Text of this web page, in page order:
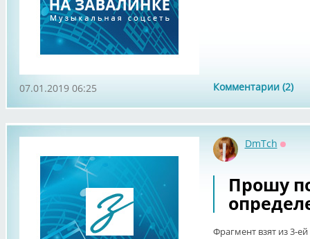
Комментарии (2)
07.01.2019 06:25
DmTch
Прошу
Фрагмент взят из 3-